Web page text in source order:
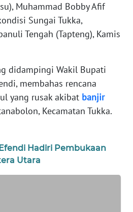
Muhammad Bobby Afif
Sungai Tukka,
Tengah (Tapteng), Kamis
didampingi Wakil Bupati
membahas rencana
yang rusak akibat banjir
Kecamatan Tukka.
Hadiri Pembukaan
Utara